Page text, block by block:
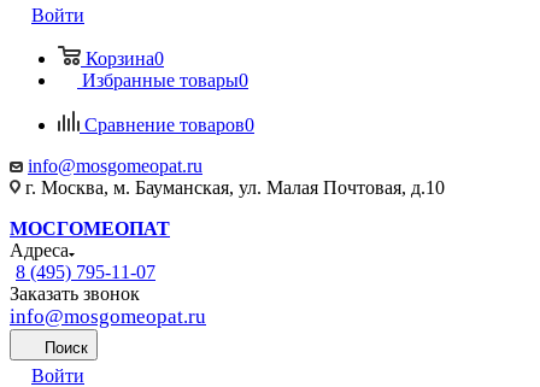
Войти
Корзина0
Избранные товары0
Сравнение товаров0
info@mosgomeopat.ru
г. Москва, м. Бауманская, ул. Малая Почтовая, д.10
МОСГОМЕОПАТ
Адреса
8 (495) 795-11-07
Заказать звонок
info@mosgomeopat.ru
Поиск
Войти